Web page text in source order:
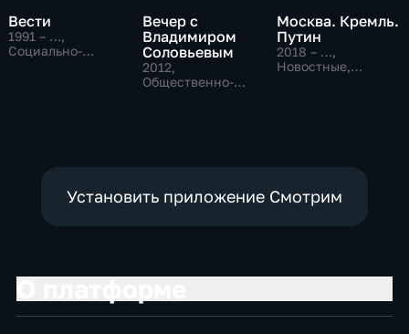
Вести
1991 – …,
Социально-
Вечер с
Владимиром
Соловьевым
2012,
Общественно-
Москва. Кремль.
Путин
2018 – …,
Новостные,
Установить приложение Смотрим